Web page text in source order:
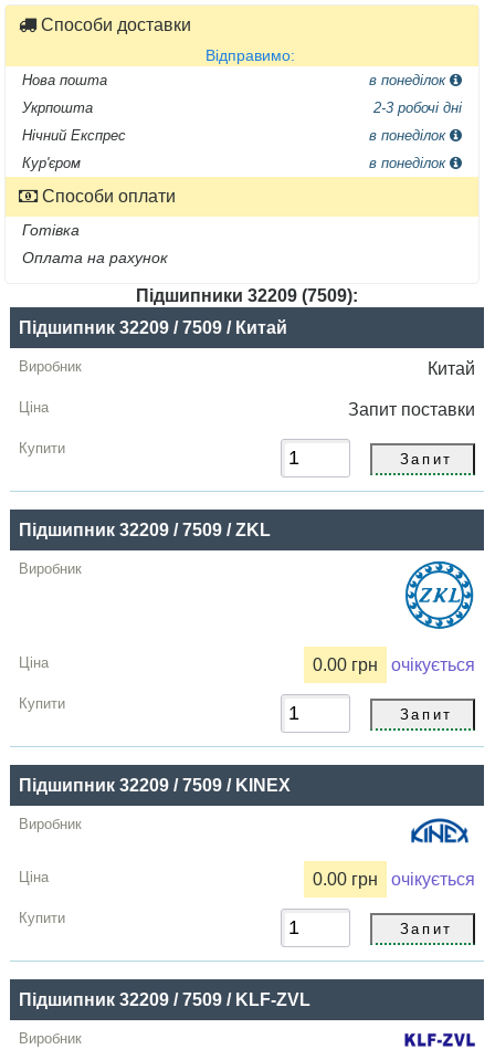
Способи доставки
Відправимо:
Нова пошта
в понеділок
Укрпошта
2-3 робочі дні
Нічний Експрес
в понеділок
Кур'єром
в понеділок
Способи оплати
Готівка
Оплата на рахунок
Підшипники 32209 (7509):
Назва
Виробник
Радіальний
грн
Купити
Підшипник 32209 / 7509 / Китай
Китай
Запит поставки
Підшипник 32209 / 7509 / ZKL
0.00 грн очікується
Підшипник 32209 / 7509 / KINEX
0.00 грн очікується
Підшипник 32209 / 7509 / KLF-ZVL